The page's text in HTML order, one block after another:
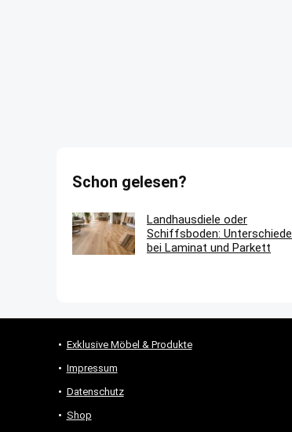
Schon gelesen?
Landhausdiele oder
Schiffsboden: Unterschiede
bei Laminat und Parkett
Exklusive Möbel & Produkte
Impressum
Datenschutz
Shop